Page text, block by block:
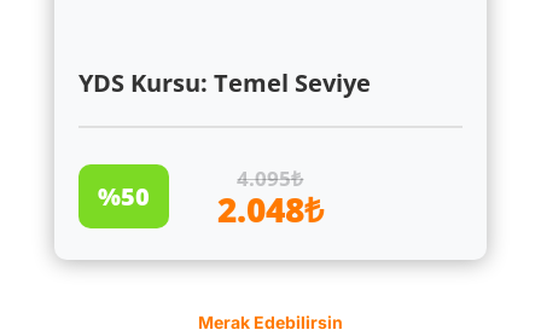
YDS Kursu: Temel Seviye
4.095₺
2.048₺
%50
Merak Edebilirsin